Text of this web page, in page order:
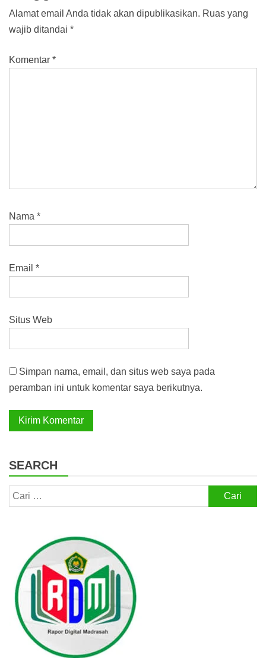
Alamat email Anda tidak akan dipublikasikan. Ruas yang
wajib ditandai *
Komentar *
Nama *
Email *
Situs Web
Simpan nama, email, dan situs web saya pada
peramban ini untuk komentar saya berikutnya.
SEARCH
Cari
untuk: